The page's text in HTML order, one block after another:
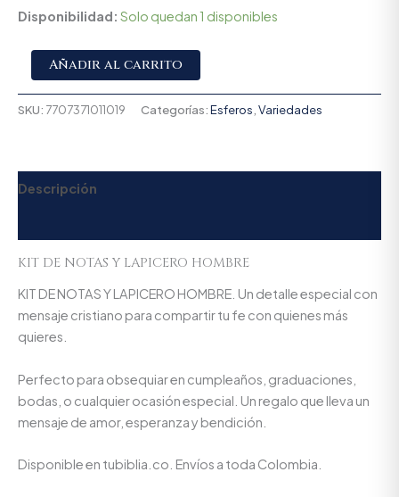
Disponibilidad: Solo quedan 1 disponibles
Añadir al carrito
SKU: 7707371011019 Categorías:Esferos Variedades
Descripción
KIT DE NOTAS Y LAPICERO HOMBRE
KIT DE NOTAS Y LAPICERO HOMBRE. Un detalle especial con
mensaje cristiano para compartir tu fe con quienes más
quieres.
Perfecto para obsequiar en cumpleaños, graduaciones,
bodas, o cualquier ocasión especial. Un regalo que lleva un
mensaje de amor, esperanza y bendición.
Disponible en tubiblia.co. Envíos a toda Colombia.